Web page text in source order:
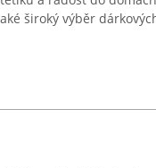
široký výběr